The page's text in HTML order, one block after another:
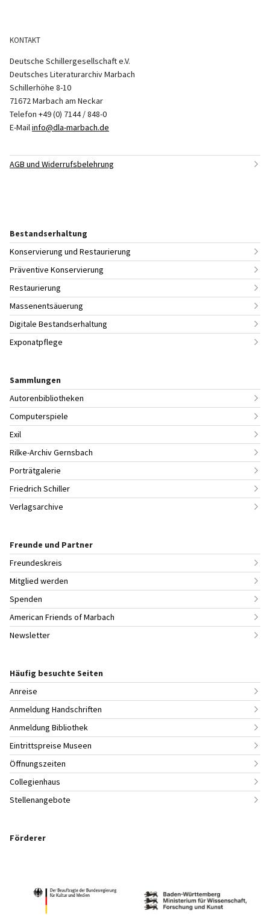
KONTAKT
Deutsche Schillergesellschaft e.V.
Deutsches Literaturarchiv Marbach
Schillerhöhe 8-10
71672 Marbach am Neckar
Telefon +49 (0) 7144 / 848-0
E-Mailinfo@dla-marbach.de
AGB und Widerrufsbelehrung
Bestandserhaltung
Konservierung und Restaurierung
Präventive Konservierung
Restaurierung
Massenentsäuerung
Digitale Bestandserhaltung
Exponatpflege
Sammlungen
Autorenbibliotheken
Computerspiele
Exil
Rilke-Archiv Gernsbach
Porträtgalerie
Friedrich Schiller
Verlagsarchive
Freunde und Partner
Freundeskreis
Mitglied werden
Spenden
American Friends of Marbach
Newsletter
Häufig besuchte Seiten
Anreise
Anmeldung Handschriften
Anmeldung Bibliothek
Eintrittspreise Museen
Öffnungszeiten
Collegienhaus
Stellenangebote
Förderer